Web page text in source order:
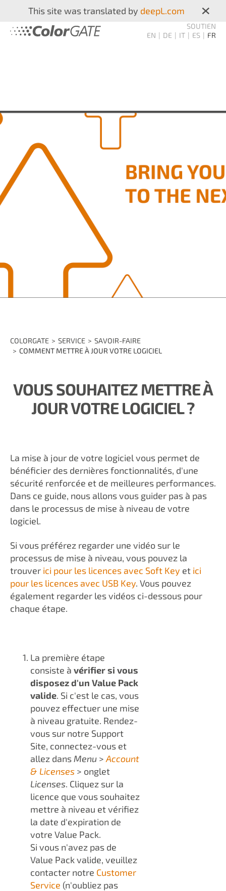
This site was translated by deepL.com ×
SOUTIEN
EN
DE IT ES FR
COLORGATE SERVICE
SAVOIR-FAIRE
COMMENT METTRE À JOUR VOTRE LOGICIEL
VOUS SOUHAITEZ METTRE À
JOUR VOTRE LOGICIEL ?
La mise à jour de votre logiciel vous permet de
bénéficier des dernières fonctionnalités, d'une
sécurité renforcée et de meilleures performances.
Dans ce guide, nous allons vous guider pas à pas
dans le processus de mise à niveau de votre
logiciel.
Si vous préférez regarder une vidéo sur le
processus de mise à niveau, vous pouvez la
trouver ici pour les licences avec Soft Key et ici
pour les licences avec USB Key. Vous pouvez
également regarder les vidéos ci-dessous pour
chaque étape.
La première étape
consiste à vérifier si vous
disposez d'un Value Pack
valide. Si c'est le cas, vous
pouvez effectuer une mise
à niveau gratuite. Rendez-
vous sur notre Support
Site, connectez-vous et
allez dansMenu > Account
& Licenses > onglet
Licenses. Cliquez sur la
licence que vous souhaitez
mettre à niveau et vérifiez
la date d'expiration de
votre Value Pack.
Si vous n'avez pas de
Value Pack valide, veuillez
contacter notre Customer
Service (n'oubliez pas